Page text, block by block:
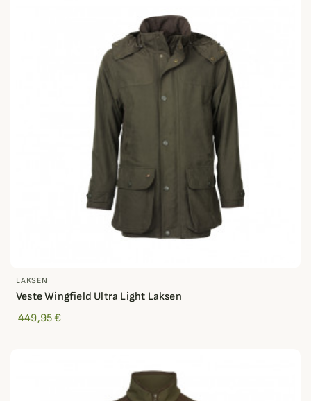
LAKSEN
Veste Wingfield Ultra Light Laksen
449,95 €